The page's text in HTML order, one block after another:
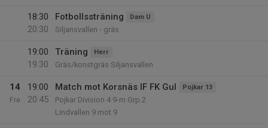
18:30
20:30
Fotbollssträning Dam U
Siljansvallen - gräs
19:00
19:30
Träning Herr
Gräs/konstgräs Siljansvallen
14
Fre
19:00
20:45
Match mot Korsnäs IF FK Gul Pojkar 13
Pojkar Division 4 9-m Grp.2
Lindvallen 9 mot 9